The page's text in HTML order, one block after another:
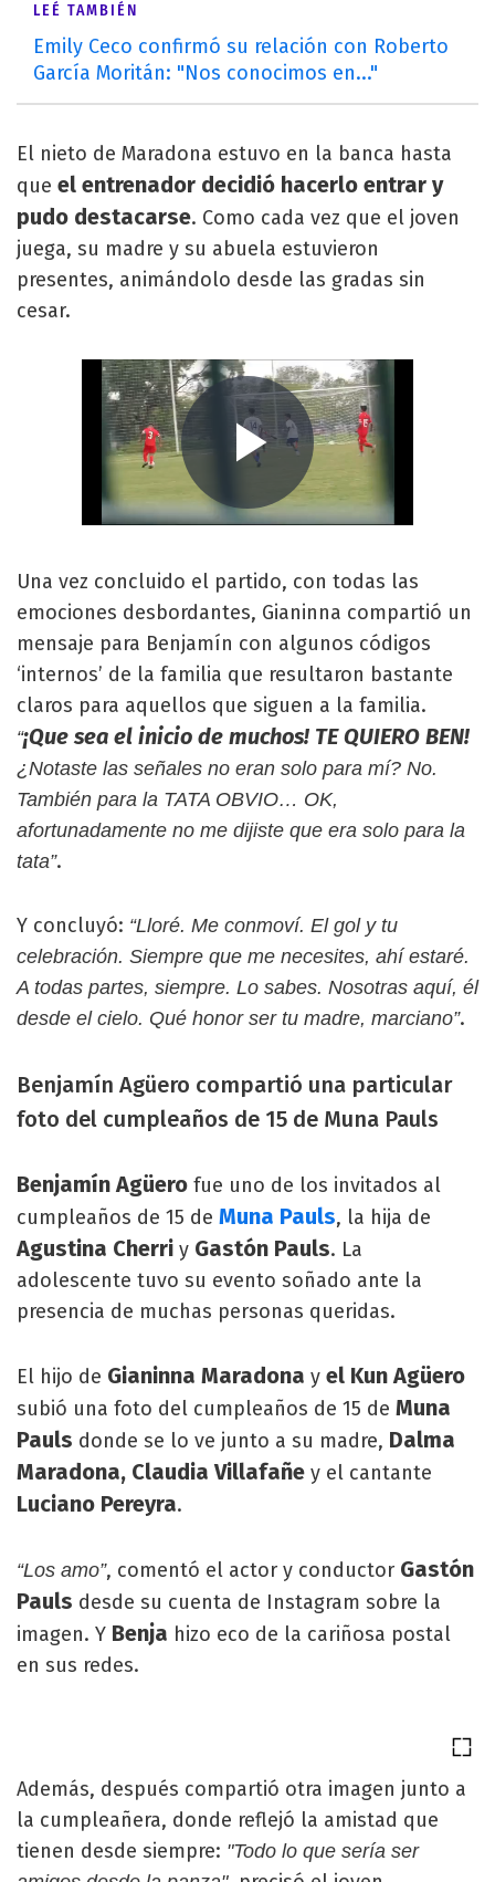
LEÉ TAMBIÉN
Emily Ceco confirmó su relación con Roberto
García Moritán: "Nos conocimos en..."
El nieto de Maradona estuvo en la banca hasta
que el entrenador decidió hacerlo entrar y
pudo destacarse. Como cada vez que el joven
juega, su madre y su abuela estuvieron
presentes, animándolo desde las gradas sin
cesar.
Una vez concluido el partido, con todas las
emociones desbordantes, Gianinna compartió un
mensaje para Benjamín con algunos códigos
‘internos’ de la familia que resultaron bastante
claros para aquellos que siguen a la familia.
“¡Que sea el inicio de muchos! TE QUIERO BEN!
¿Notaste las señales no eran solo para mí? No.
También para la TATA OBVIO… OK,
afortunadamente no me dijiste que era solo para la
tata”.
Y concluyó: “Lloré. Me conmoví. El gol y tu
celebración. Siempre que me necesites, ahí estaré.
A todas partes, siempre. Lo sabes. Nosotras aquí, él
desde el cielo. Qué honor ser tu madre, marciano”.
Benjamín Agüero compartió una particular
foto del cumpleaños de 15 de Muna Pauls
Benjamín Agüero fue uno de los invitados al
cumpleaños de 15 de Muna Pauls, la hija de
Agustina Cherri y Gastón Pauls. La
adolescente tuvo su evento soñado ante la
presencia de muchas personas queridas.
El hijo de Gianinna Maradona y el Kun Agüero
subió una foto del cumpleaños de 15 de Muna
Pauls donde se lo ve junto a su madre, Dalma
Maradona, Claudia Villafañe y el cantante
Luciano Pereyra.
“Los amo”, comentó el actor y conductor Gastón
Pauls desde su cuenta de Instagram sobre la
imagen. Y Benja hizo eco de la cariñosa postal
en sus redes.
Además, después compartió otra imagen junto a
la cumpleañera, donde reflejó la amistad que
tienen desde siempre: "Todo lo que sería ser